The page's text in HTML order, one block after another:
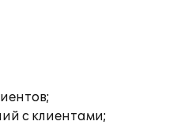
с клиентами;